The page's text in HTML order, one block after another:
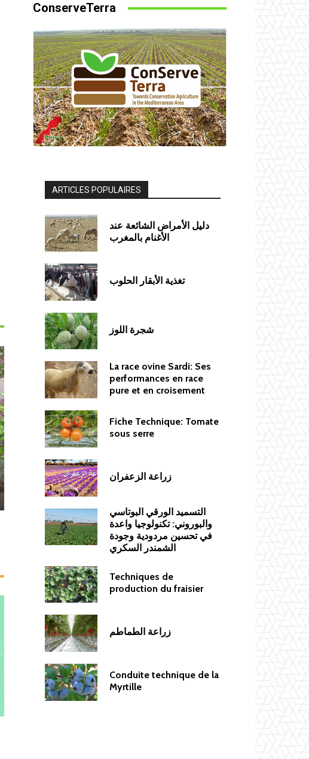
ConserveTerra
ARTICLES POPULAIRES
دليل الأمراض الشائعة عند
الأغنام بالمغرب
تغذية الأبقار الحلوب
شجرة اللوز
La race ovine Sardi: Ses
performances en race
pure et en croisement
Fiche Technique: Tomate
sous serre
زراعة الزعفران
التسميد الورقي البوتاسي
والبوروني: تكنولوجيا واعدة
في تحسين مردودية وجودة
الشمندر السكري
Techniques de
production du fraisier
زراعة الطماطم
Conduite technique de la
Myrtille